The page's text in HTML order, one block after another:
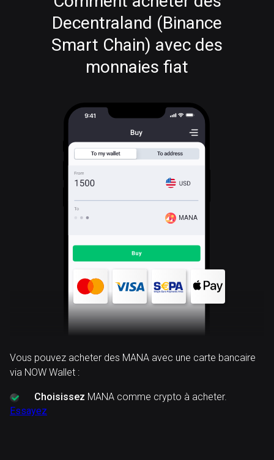
Decentraland (Binance
Smart Chain) avec des
monnaies fiat
MANA
Vous pouvez acheter des MANA avec une carte bancaire
via NOW Wallet :
Choisissez MANA comme crypto à acheter.
Essayez